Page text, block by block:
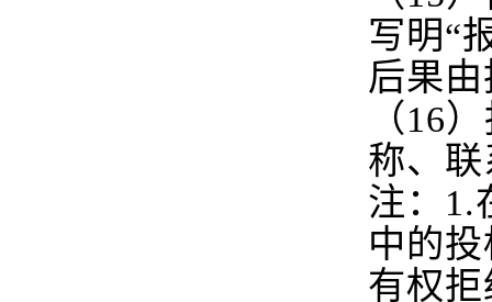
写明“
后果
（16
称、
注：1.
中的
有权